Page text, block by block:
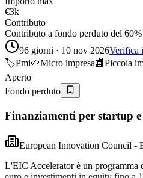
€3k
Contributo
Contributo a fondo perduto del
96 giorni · 10 nov 2026Verifica
🏷️Pmi🌱Micro impresa🏬Piccola
Aperto
Fondo perduto
Finanziamenti per startup
European Innovation Council -
L'EIC Accelerator è un programma